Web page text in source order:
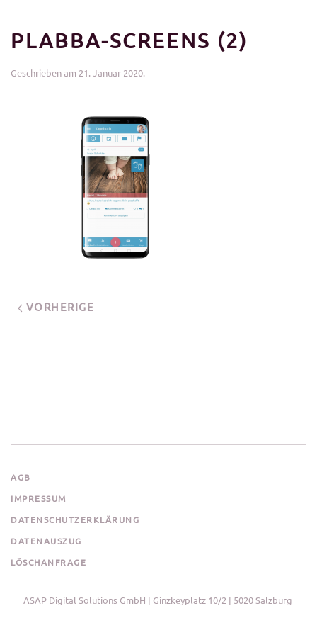
PLABBA-SCREENS (2)
Geschrieben am 21. Januar 2020.
VORHERIGE
AGB
IMPRESSUM
DATENSCHUTZERKLÄRUNG
DATENAUSZUG
LÖSCHANFRAGE
ASAP Digital Solutions GmbH | Ginzkeyplatz 10/2 | 5020 Salzburg